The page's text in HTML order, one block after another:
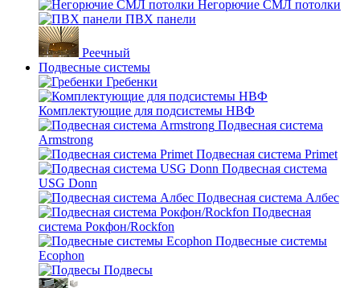
Негорючие СМЛ потолки
ПВХ панели
Реечный
Подвесные системы
Гребенки
Комплектующие для подсистемы НВФ
Подвесная система
Armstrong
Подвесная система Primet
Подвесная система
USG Donn
Подвесная система Албес
Подвесная
система Рокфон/Rockfon
Подвесные системы
Ecophon
Подвесы